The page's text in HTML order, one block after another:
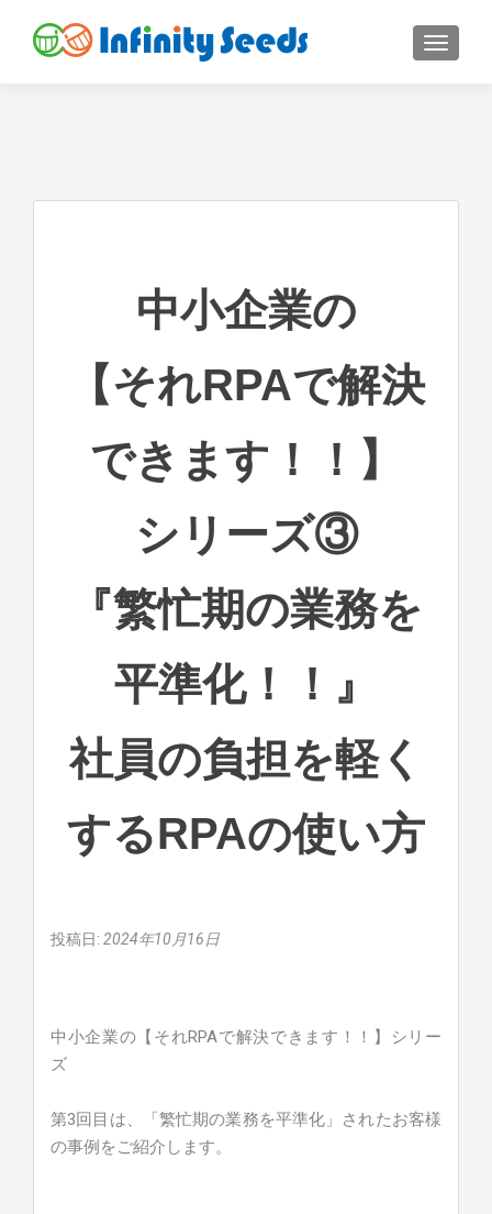
ナビゲ
中小企業の
【それRPAで解決
できます！！】
シリーズ③
『繁忙期の業務を
平準化！！』
社員の負担を軽く
するRPAの使い方
投稿日: 2024年10月16日
中小企業の【それRPAで解決できます！！】シリー
ズ
第3回目は、「繁忙期の業務を平準化」されたお客様
の事例をご紹介します。